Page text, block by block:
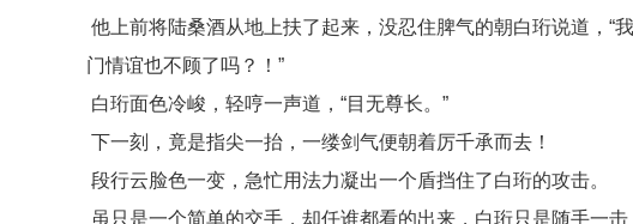
他上前将陆桑酒从地上扶了起来，没忍住脾气的朝白珩说道，“
门情谊也不顾了吗？！”
白珩面色冷峻，轻哼一声道，“目无尊长。”
下一刻，竟是指尖一抬，一缕剑气便朝着厉千承而去！
段行云脸色一变，急忙用法力凝出一个盾挡住了白珩的攻击。
虽只是一个简单的交手，却任谁都看的出来，白珩只是随手一